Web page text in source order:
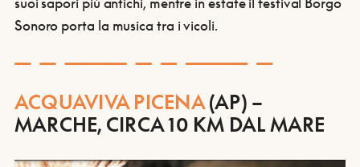
Sonoro porta la musica tra i vicoli.
ACQUAVIVA PICENA (AP) –
MARCHE, CIRCA 10 KM DAL MARE